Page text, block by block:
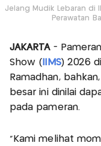
Jelang Mudik Lebaran di
Perawatan
JAKARTA-
Show ( IIMS) 2026
Ramadhan,
besar ini dinilai
pada pameran.
"Kami melihat